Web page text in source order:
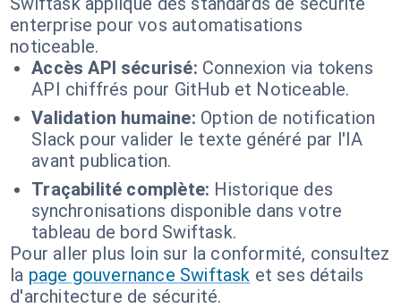
enterprise pour vos automatisations
noticeable.
Accès API sécurisé: Connexion via tokens
API chiffrés pour GitHub et Noticeable.
Validation humaine: Option de notification
Slack pour valider le texte généré par l'IA
avant publication.
Traçabilité complète: Historique des
synchronisations disponible dans votre
tableau de bord Swiftask.
Pour aller plus loin sur la conformité, consultez
la page gouvernance Swiftask et ses détails
d'architecture de sécurité.